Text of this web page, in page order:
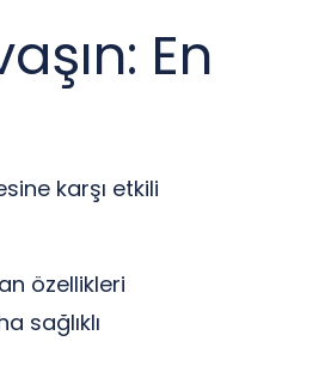
En
karşı etkili
özellikleri
sağlıklı